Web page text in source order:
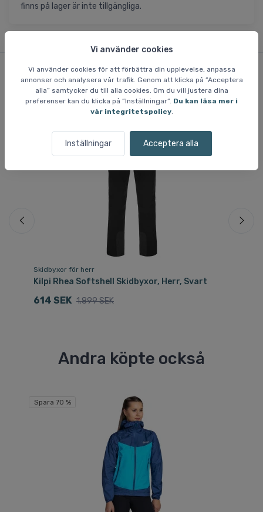
Vi använder cookies
Vi använder cookies för att förbättra din upplevelse, anpassa
annonser och analysera vår trafik. Genom att klicka på ”Acceptera
alla” samtycker du till alla cookies. Om du vill justera dina
preferenser kan du klicka på ”Inställningar”. Du kan läsa mer i
vår integritetspolicy.
Inställningar Acceptera alla
finns på lager är inte tillgängliga.
Liknande varor
Spara 68 %
Skidbyxor för herr
Kilpi Rhea Softshell Skidbyxor, Herr, Svart
614 SEK 1.899 SEK
Andra köpte också
Spara 70 %